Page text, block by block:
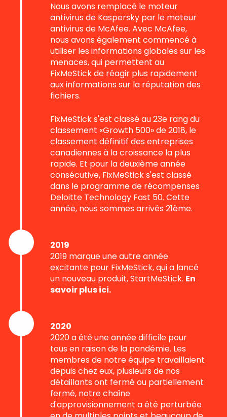
Nous avons remplacé le moteur
antivirus de Kaspersky par le moteur
antivirus de McAfee. Avec McAfee,
nous avons également commencé à
utiliser les informations globales sur les
menaces, qui permettent au
FixMeStick de réagir plus rapidement
aux informations sur la réputation des
fichiers.
FixMeStick s'est classé au 23e rang du
classement «Growth 500» de 2018, le
classement définitif des entreprises
canadiennes à la croissance la plus
rapide. Et pour la deuxième année
consécutive, FixMeStick s'est classé
dans le programme de récompenses
Deloitte Technology Fast 50. Cette
année, nous sommes arrivés 21ème.
2019
2019 marque une autre année
excitante pour FixMeStick, qui a lancé
un nouveau produit, StartMeStick. En
savoir plus ici.
2020
2020 a été une année difficile pour
tous en raison de la pandémie. Les
membres de notre équipe travaillaient
depuis chez eux, plusieurs de nos
détaillants ont fermé ou partiellement
fermé, notre chaîne
d'approvisionnement a été perturbée